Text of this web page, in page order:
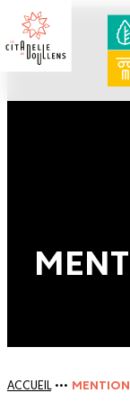
ACCUEIL •••